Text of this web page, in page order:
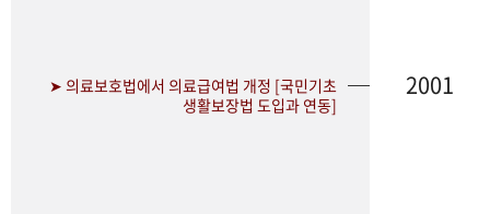
➤ 의료보호법에서 의료급여법 개정 [국민기초
생활보장법 도입과 연동]
2001